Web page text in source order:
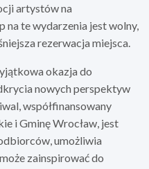
artystów na
na te wydarzenia jest wolny,
rezerwacja miejsca.
okazja do
nowych perspektyw
współfinansowany
i Gminę Wrocław, jest
umożliwia
zainspirować do